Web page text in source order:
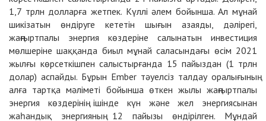
1,7 трлн долларға жетпек. Күллі әлем бойынша. Ал мұнай
шикізатын өндіруге кететін шығын азаяды, дәлірегі,
жаңғыртпалы энергия көздеріне салынатын инвестиция
мөлшеріне шаққанда биыл мұнай саласындағы өсім 2021
жылғы көрсеткішпен салыстырғанда 15 пайыздан (1 трлн
долар) аспайды. Бұрын Ember тәуелсіз талдау оралығының
алға тартқа мәліметі бойынша өткен жылы жаңғыртпалы
энергия көздерінің ішінде күн және жел энергиясынан
жаһандық энергияның 12 пайызы өндірілген. Мұндай